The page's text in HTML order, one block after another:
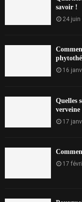
savoir !
24 juin
16
Quelles
verveine
17
17